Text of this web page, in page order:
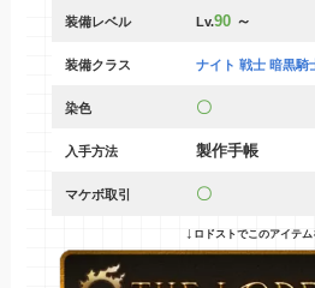
装備レベル Lv.90～
装備クラス ナイト 戦士 暗黒騎
染色 〇
入手方法 製作手帳
マケボ取引 〇
↓ ロドストでこのアイテ